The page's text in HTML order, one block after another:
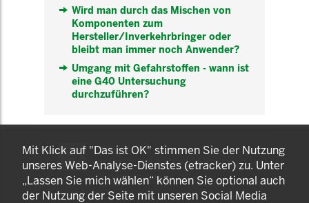
Wird man durch das Mischen von
Komponenten zum
Hersteller/Inverkehrbringer oder
bleibt man immer noch Anwender?
Umgang mit Gefahrstoffen - wann ist
eine G40 Untersuchung
durchzuführen?
KOMNET
GUT BERATEN. GESUND
ARBEITEN.
Mit Klick auf "Das ist OK" stimmen Sie der Nutzung
unseres Web-Analyse-Dienstes (etracker) zu. Unter
„Lassen Sie mich wählen“ können Sie optional auch
der Nutzung der Seite mit unseren Social Media